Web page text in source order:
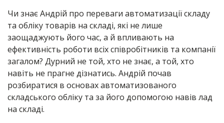
Чи знає Андрій про переваги автоматизації складу
та обліку товарів на складі, які не лише
заощаджують його час, а й впливають на
ефективність роботи всіх співробітників та компанії
загалом? Дурний не той, хто не знає, а той, хто
навіть не прагне дізнатись. Андрій почав
розбиратися в основах автоматизованого
складського обліку та за його допомогою навів лад
на складі.